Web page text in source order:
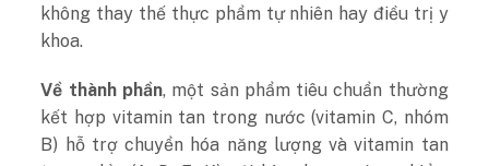
không thay thế thực phẩm tự nhiên hay điều trị y
khoa.
Về thành phần, một sản phẩm tiêu chuẩn thường
kết hợp vitamin tan trong nước (vitamin C, nhóm
B) hỗ trợ chuyển hóa năng lượng và vitamin tan